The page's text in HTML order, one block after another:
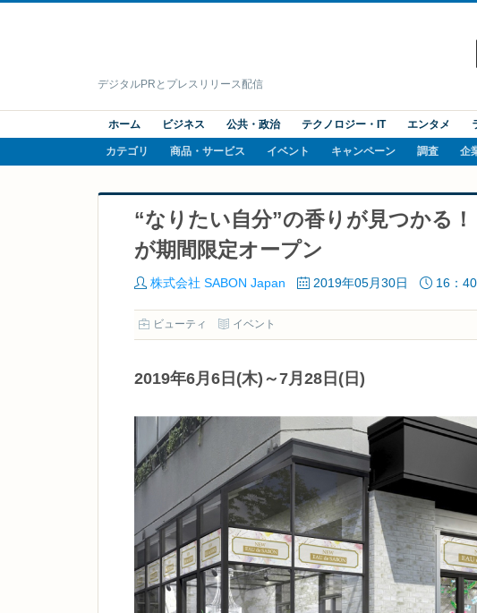
デジタルPRとプレスリリース配信
ホーム ビジネス 公共・政治 テクノロジー・IT エンタメ
カテゴリ 商品・サービス イベント キャンペーン 調査 企
“なりたい自分”の香りが見つかる
が期間限定オープン
株式会社 SABON Japan 2019年05月30日 16：40
ビューティ イベント
2019年6月6日(木)～7月28日(日)